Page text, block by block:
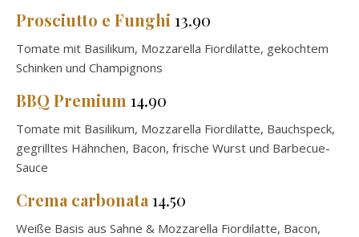
Prosciutto e Funghi 13.90
Tomate mit Basilikum, Mozzarella Fiordilatte, gekochtem
Schinken und Champignons
BBQ Premium 14.90
Tomate mit Basilikum, Mozzarella Fiordilatte, Bauchspeck,
gegrilltes Hähnchen, Bacon, frische Wurst und Barbecue-
Sauce
Crema carbonata 14.50
Weiße Basis aus Sahne & Mozzarella Fiordilatte, Bacon,